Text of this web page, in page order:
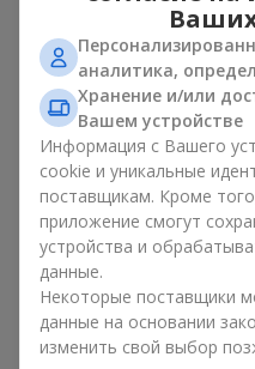
Торты с
красота и
Торты с живыми цветами —
флористики и
десерт в паре с
стильно и подчёркивает
рождения,рождения
В композиции букет
задают эмоциональное
завершает сладкий
украшениями из любимых
аналитика,
Хранение и/или
Вашем устройстве
Информация с Вашего
cookie и уникальные
поставщикам. Кроме
приложение смогут
устройства и
данные.
Некоторые поставщики
данные на основании
изменить свой выбор